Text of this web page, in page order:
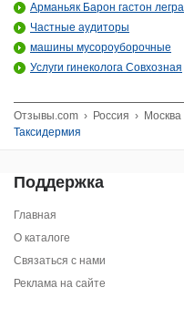
Арманьяк Барон гастон
Частные аудиторы
машины мусороуборочные
Услуги гинеколога Совхозная
Отзывы.com › Россия › Москва
Таксидермия
Поддержка
Главная
О каталоге
Связаться с нами
Реклама на сайте